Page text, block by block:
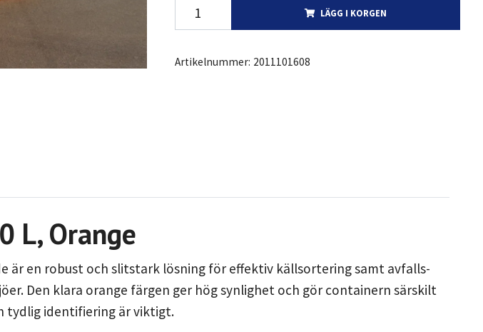
LÄGG I KORGEN
Artikelnummer: 2011101608
L, Orange
är en robust och slitstark lösning för effektiv källsortering samt avfalls-
Den klara orange färgen ger hög synlighet och gör containern särskilt
tydlig identifiering är viktigt.